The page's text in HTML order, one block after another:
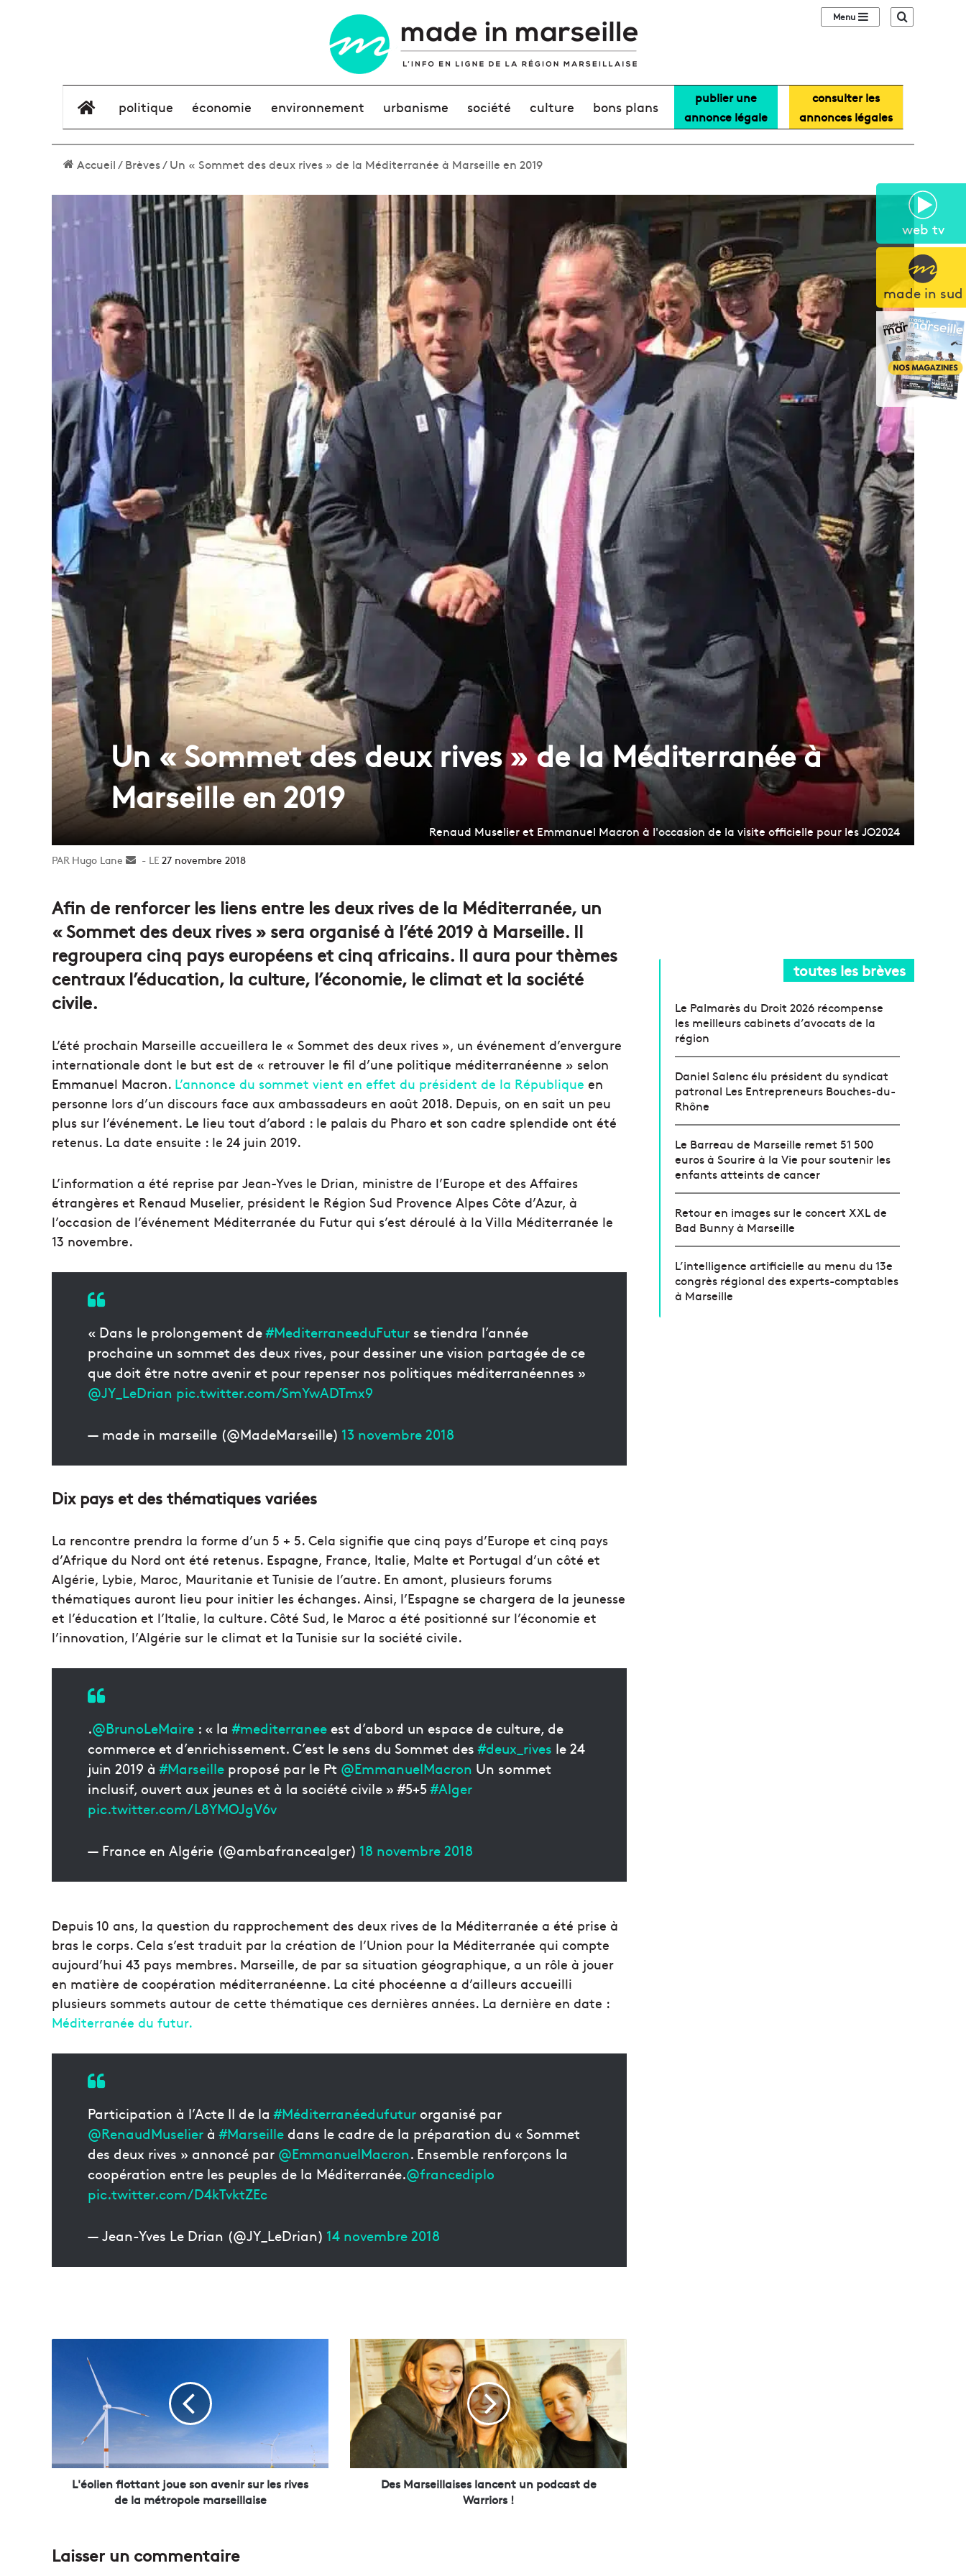
web tv
made in sud
Sidebar (barre
élément de menu
politique économie environnement urbanisme société culture bons plans
publier une
annonce légale
consulter les
annonces légales
Accueil/Brèves/Un « Sommet des deux rives » de la Méditerranée à Marseille en 2019
Un « Sommet des deux rives » de la Méditerranée à
Marseille en 2019
Renaud Muselier et Emmanuel Macron à l'occasion de la visite officielle pour les JO2024
Hugo Lane
Envoyer27 novembre 2018
Afin de renforcer les liens entre les deux rives de la Méditerranée, un
« Sommet des deux rives » sera organisé à l’été 2019 à Marseille. Il
regroupera cinq pays européens et cinq africains. Il aura pour thèmes
centraux l’éducation, la culture, l’économie, le climat et la société
civile.
L’été prochain Marseille accueillera le « Sommet des deux rives », un événement d’envergure
internationale dont le but est de « retrouver le fil d’une politique méditerranéenne » selon
Emmanuel Macron. L’annonce du sommet vient en effet du président de la République en
personne lors d’un discours face aux ambassadeurs en août 2018. Depuis, on en sait un peu
plus sur l’événement. Le lieu tout d’abord : le palais du Pharo et son cadre splendide ont été
retenus. La date ensuite : le 24 juin 2019.
L’information a été reprise par Jean-Yves le Drian, ministre de l’Europe et des Affaires
étrangères et Renaud Muselier, président le Région Sud Provence Alpes Côte d’Azur, à
l’occasion de l’événement Méditerranée du Futur qui s’est déroulé à la Villa Méditerranée le
13 novembre.
« Dans le prolongement de#MediterraneeduFutur se tiendra l’année
prochaine un sommet des deux rives, pour dessiner une vision partagée de ce
que doit être notre avenir et pour repenser nos politiques méditerranéennes »
@JY_LeDrian pic.twitter.com/SmYwADTmx9
— made in marseille (@MadeMarseille) 13 novembre 2018
Dix pays et des thématiques variées
La rencontre prendra la forme d’un 5 + 5. Cela signifie que cinq pays d’Europe et cinq pays
d’Afrique du Nord ont été retenus. Espagne, France, Italie, Malte et Portugal d’un côté et
Algérie, Lybie, Maroc, Mauritanie et Tunisie de l’autre. En amont, plusieurs forums
thématiques auront lieu pour initier les échanges. Ainsi, l’Espagne se chargera de la jeunesse
et l’éducation et l’Italie, la culture. Côté Sud, le Maroc a été positionné sur l’économie et
l’innovation, l’Algérie sur le climat et la Tunisie sur la société civile.
.@BrunoLeMaire : « la#mediterraneeest d’abord un espace de culture, de
commerce et d’enrichissement. C’est le sens du Sommet des#deux_rives le 24
juin 2019 à#Marseille proposé par le Pt @EmmanuelMacron Un sommet
inclusif, ouvert aux jeunes et à la société civile » #5+5#Alger
pic.twitter.com/L8YMOJgV6v
— France en Algérie (@ambafrancealger) 18 novembre 2018
Depuis 10 ans, la question du rapprochement des deux rives de la Méditerranée a été prise à
bras le corps. Cela s’est traduit par la création de l’Union pour la Méditerranée qui compte
aujourd’hui 43 pays membres. Marseille, de par sa situation géographique, a un rôle à jouer
en matière de coopération méditerranéenne. La cité phocéenne a d’ailleurs accueilli
plusieurs sommets autour de cette thématique ces dernières années. La dernière en date :
Méditerranée du futur.
Participation à l’Acte II de la#Méditerranéedufuturorganisé par
@RenaudMuselier à#Marseille dans le cadre de la préparation du « Sommet
des deux rives » annoncé par @EmmanuelMacron. Ensemble renforçons la
coopération entre les peuples de la Méditerranée.@francediplo
pic.twitter.com/D4kTvktZEc
— Jean-Yves Le Drian (@JY_LeDrian) 14 novembre 2018
f
n
L'éolien flottant joue son avenir sur les rives
de la métropole marseillaise
D
e
M
s
i
Des Marseillaises lancent un podcast de
Warriors !
Laisser un commentaire
toutes les brèves
Le Palmarès du Droit 2026 récompense
les meilleurs cabinets d’avocats de la
région
Daniel Salenc élu président du syndicat
patronal Les Entrepreneurs Bouches-du-
Rhône
Le Barreau de Marseille remet 51 500
euros à Sourire à la Vie pour soutenir les
enfants atteints de cancer
Retour en images sur le concert XXL de
Bad Bunny à Marseille
L’intelligence artificielle au menu du 13e
congrès régional des experts-comptables
à Marseille